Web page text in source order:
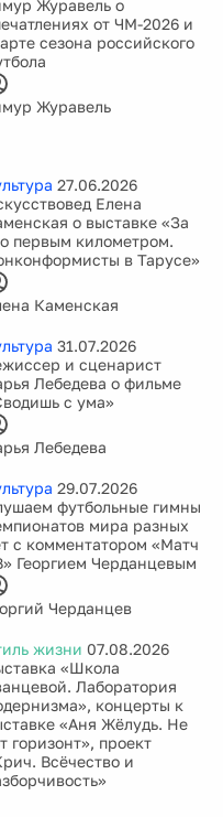
Журавель о
от ЧМ-2026 и
сезона российского
Журавель
27.06.2026
Елена
о выставке «За
первым километром.
в Тарусе»
Каменская
31.07.2026
и сценарист
Лебедева о фильме
с ума»
Лебедева
29.07.2026
футбольные гимны
мира разных
с комментатором «Матч
Георгием Черданцевым
Черданцев
жизни 07.08.2026
«Школа
Лаборатория
концерты к
«Аня Жёлудь. Не
горизонт», проект
Всёчество и